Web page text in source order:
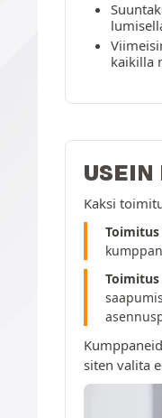
kaikilla
USEIN
Kaksi
Toimitus
siten valita